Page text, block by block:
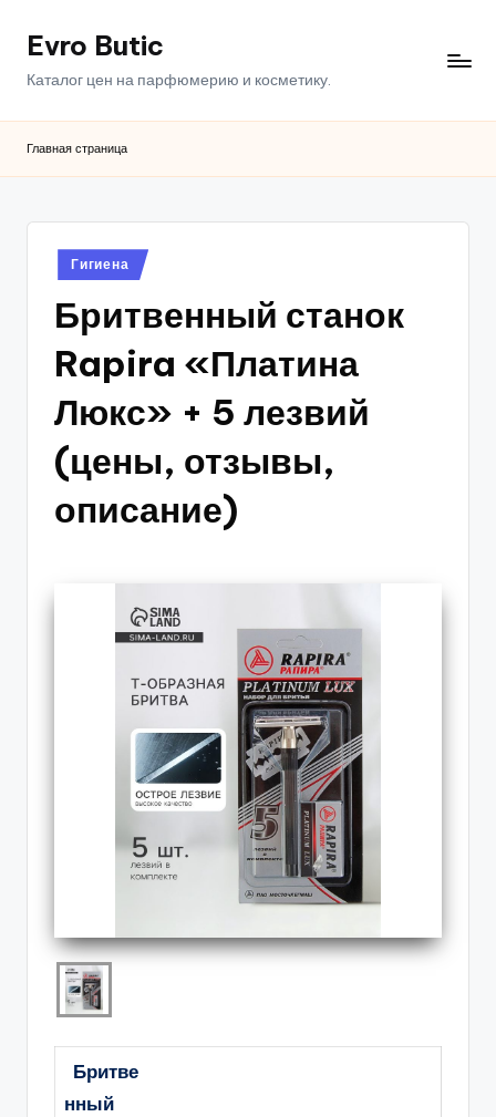
ПерейтиEvro Butic
Каталог цен на парфюмерию и косметику.
Главная страница
Опубликовано
в
Гигиена
Бритвенный станок
Rapira «Платина
Люкс» + 5 лезвий
(цены, отзывы,
описание)
Бритве
нный